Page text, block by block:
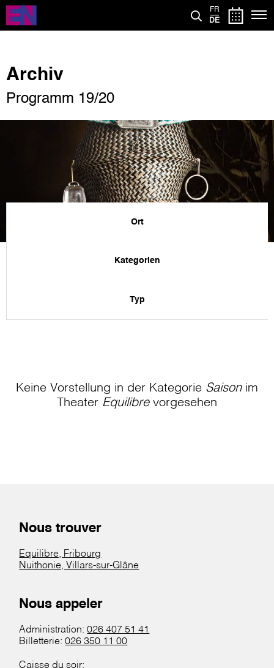
Direkt
zum
Inhalt
FR
DE
Archiv
Programm 19/20
Ort
Kategorien
Typ
Keine Vorstellung in der Kategorie Saisonim
Theater Equilibrevorgesehen
Nous trouver
Equilibre, Fribourg
Nuithonie, Villars-sur-Glâne
Nous appeler
Administration:026 407 51 41
Billetterie:026 350 11 00
Caisse du soir: